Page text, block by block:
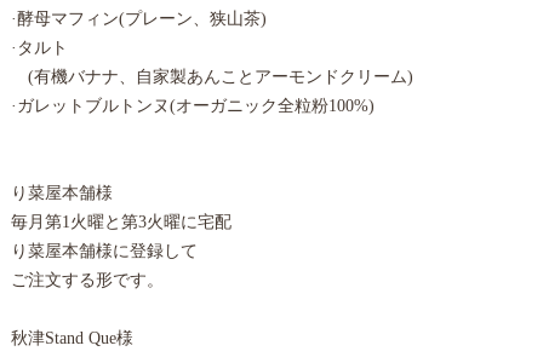
·酵母マフィン(プレーン、狭山茶)
·タルト
(有機バナナ、自家製あんことアーモンドクリーム)
·ガレットブルトンヌ(オーガニック全粒粉100%)
り菜屋本舗様
毎月第1火曜と第3火曜に宅配
り菜屋本舗様に登録して
ご注文する形です。
秋津Stand Que様